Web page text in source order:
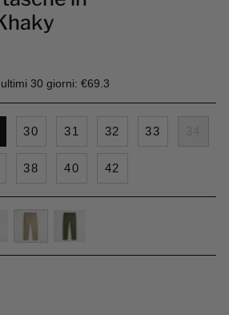
30 giorni: €69.3
30 31 32 33
38 40 42